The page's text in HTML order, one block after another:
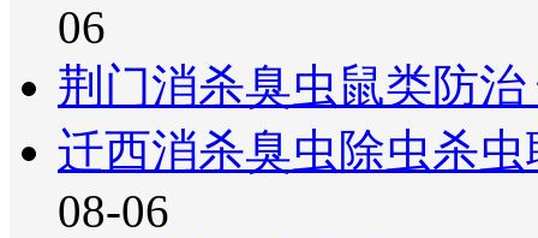
06
荆门消杀臭虫鼠类防
迁西消杀臭虫除虫杀
08-06